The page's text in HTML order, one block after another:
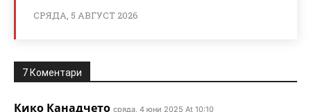
СРЯДА, 5 АВГУСТ 2026
7 Коментари
Кико Канадчето сряда, 4 юни 2025 At 10:10